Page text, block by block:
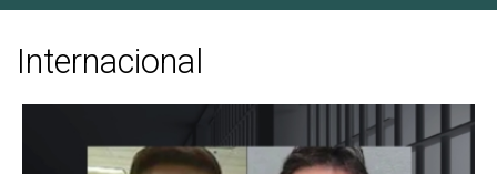
Internacional